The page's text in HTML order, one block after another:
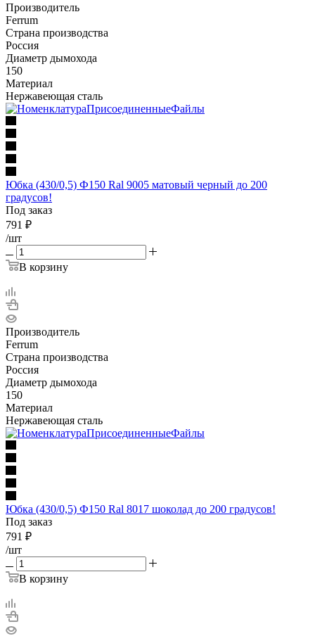
Производитель
Ferrum
Страна производства
Россия
Диаметр дымохода
150
Материал
Нержавеющая сталь
Юбка (430/0,5) Ф150 Ral 9005 матовый черный до 200
градусов!
Под заказ
791 ₽
/шт
В корзину
Производитель
Ferrum
Страна производства
Россия
Диаметр дымохода
150
Материал
Нержавеющая сталь
Юбка (430/0,5) Ф150 Ral 8017 шоколад до 200 градусов!
Под заказ
791 ₽
/шт
В корзину